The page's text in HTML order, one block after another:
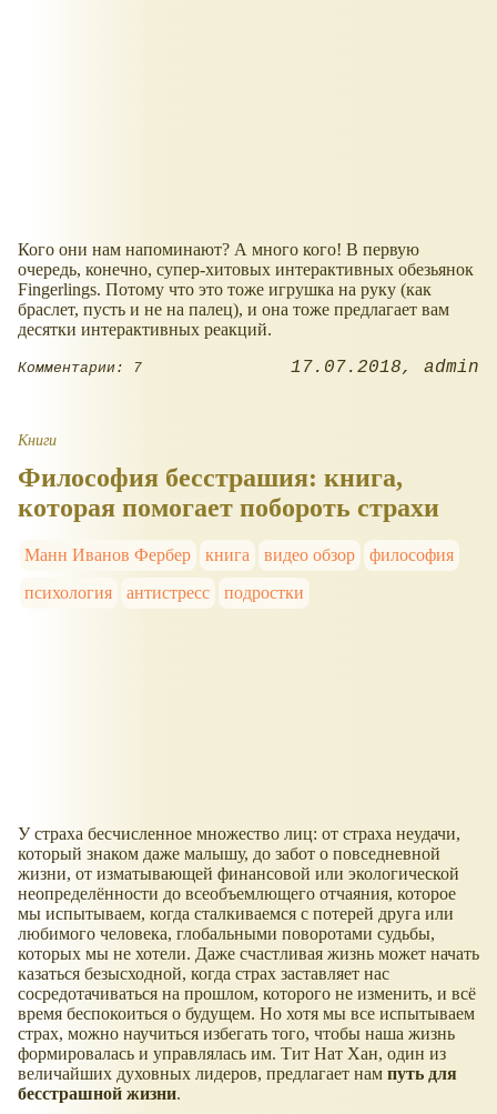
Кого они нам напоминают? А много кого! В первую
очередь, конечно, супер-хитовых интерактивных обезьянок
Fingerlings. Потому что это тоже игрушка на руку (как
браслет, пусть и не на палец), и она тоже предлагает вам
десятки интерактивных реакций.
Комментарии: 7 17.07.2018 admin
Книги
Философия бесстрашия: книга,
которая помогает побороть страхи
Манн Иванов Фербер книга видео обзор
философия
психология
антистресс подростки
У страха бесчисленное множество лиц: от страха неудачи,
который знаком даже малышу, до забот о повседневной
жизни, от изматывающей финансовой или экологической
неопределённости до всеобъемлющего отчаяния, которое
мы испытываем, когда сталкиваемся с потерей друга или
любимого человека, глобальными поворотами судьбы,
которых мы не хотели. Даже счастливая жизнь может начать
казаться безысходной, когда страх заставляет нас
сосредотачиваться на прошлом, которого не изменить, и всё
время беспокоиться о будущем. Но хотя мы все испытываем
страх, можно научиться избегать того, чтобы наша жизнь
формировалась и управлялась им. Тит Нат Хан, один из
величайших духовных лидеров, предлагает нам путь для
бесстрашной жизни.